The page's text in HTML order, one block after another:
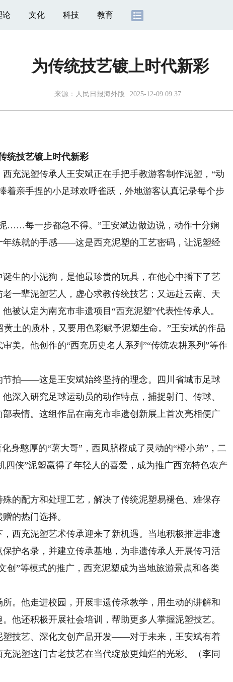
论 文化 科技 教育
为传统技艺镀上时代新彩
来源： 人民日报海外版 2025-12-09 09:37
统技艺镀上时代新彩
泥塑传承人王安斌正在手把手教游客制作泥塑，“动
着亲手捏的小足球欢呼雀跃，外地游客认真记录每个步
每一步都急不得。”王安斌边做边说，动作十分娴
年练就的手感——这是西充泥塑的工艺密码，让泥塑经
的小泥狗，是他最珍贵的玩具，在他心中播下了艺
一辈泥塑艺人，虚心求教传统技艺；又远赴云南、天
被认定为南充市非遗项目“西充泥塑”代表性传承人。
土的质朴，又要用色彩赋予泥塑生命。”王安斌的作品
美。他创作的“西充历史名人系列”“传统农耕系列”等作
拍——这是王安斌始终坚持的理念。四川省城市足球
深入研究足球运动员的动作特点，捕捉射门、传球、
表情。这组作品在南充市非遗创新展上首次亮相便广
憨厚的“薯大哥”，西凤脐橙成了灵动的“橙小弟”，二
侠”泥塑赢得了年轻人的喜爱，成为推广西充特色农产
配方和处理工艺，解决了传统泥塑易褪色、难保存
的热门选择。
充泥塑艺术传承迎来了新机遇。当地积极推进非遗
护名录，并建立传承基地，为非遗传承人开展传习活
创”等模式的推广，西充泥塑成为当地旅游景点和各类
他走进校园，开展非遗传承教学，用生动的讲解和
他还积极开展社会培训，帮助更多人掌握泥塑技艺。
技艺、深化文创产品开发——对于未来，王安斌有着
泥塑这门古老技艺在当代绽放更灿烂的光彩。（李同